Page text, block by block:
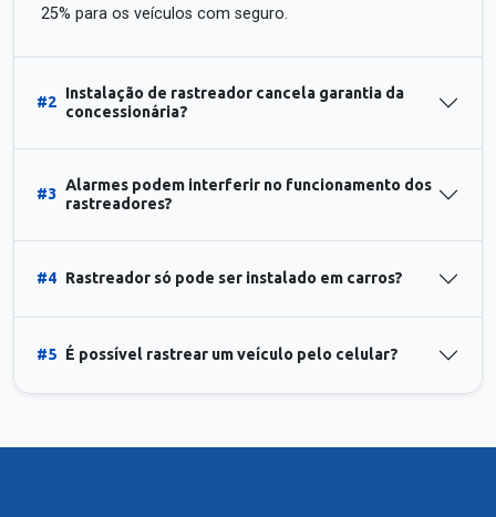
25% para os veículos com seguro.
#2
Instalação de rastreador cancela garantia da
concessionária?
#3
Alarmes podem interferir no funcionamento dos
rastreadores?
#4 Rastreador só pode ser instalado em carros?
#5 É possível rastrear um veículo pelo celular?